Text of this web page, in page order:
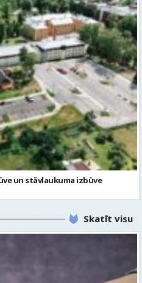
un stāvlaukuma izbūve
Skatīt visu